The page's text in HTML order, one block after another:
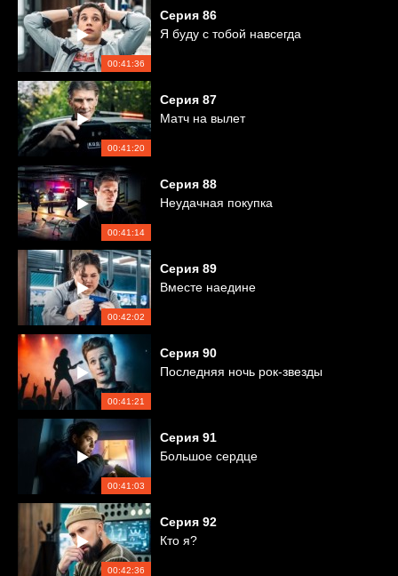
00:41:36
Серия 86
Я буду с тобой навсегда
00:41:20
Серия 87
Матч на вылет
00:41:14
Серия 88
Неудачная покупка
00:42:02
Серия 89
Вместе наедине
00:41:21
Серия 90
Последняя ночь рок-звезды
00:41:03
Серия 91
Большое сердце
00:42:36
Серия 92
Кто я?